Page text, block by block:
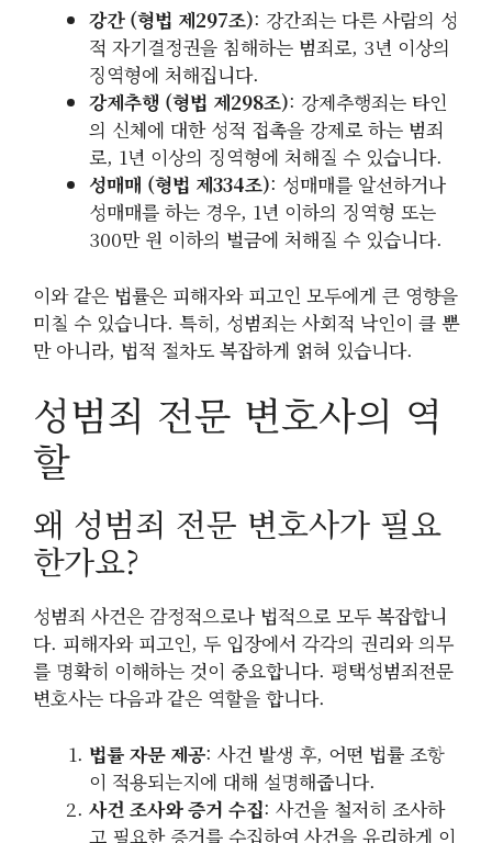
강간 (형법 제297조): 강간죄는 다른 사람의 성
적 자기결정권을 침해하는 범죄로, 3년 이상의
징역형에 처해집니다.
강제추행 (형법 제298조): 강제추행죄는 타인
의 신체에 대한 성적 접촉을 강제로 하는 범죄
로, 1년 이상의 징역형에 처해질 수 있습니다.
성매매 (형법 제334조): 성매매를 알선하거나
성매매를 하는 경우, 1년 이하의 징역형 또는
300만 원 이하의 벌금에 처해질 수 있습니다.
이와 같은 법률은 피해자와 피고인 모두에게 큰 영향을
미칠 수 있습니다. 특히, 성범죄는 사회적 낙인이 클 뿐
만 아니라, 법적 절차도 복잡하게 얽혀 있습니다.
성범죄 전문 변호사의 역
할
왜 성범죄 전문 변호사가 필요
한가요?
성범죄 사건은 감정적으로나 법적으로 모두 복잡합니
다. 피해자와 피고인, 두 입장에서 각각의 권리와 의무
를 명확히 이해하는 것이 중요합니다. 평택성범죄전문
변호사는 다음과 같은 역할을 합니다.
법률 자문 제공: 사건 발생 후, 어떤 법률 조항
이 적용되는지에 대해 설명해줍니다.
사건 조사와 증거 수집: 사건을 철저히 조사하
고 필요한 증거를 수집하여 사건을 유리하게 이